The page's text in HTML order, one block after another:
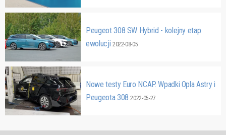
Peugeot 308 SW Hybrid - kolejny etap
ewolucji 2022-08-05
Nowe testy Euro NCAP. Wpadki Opla Astry i
Peugeota 3082022-05-27